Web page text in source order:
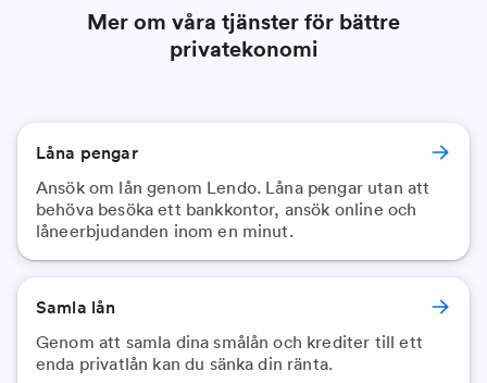
Mer om våra tjänster för bättre
privatekonomi
Låna pengar
Ansök om lån genom Lendo. Låna pengar utan att
behöva besöka ett bankkontor, ansök online och
låneerbjudanden inom en minut.
Samla lån
Genom att samla dina smålån och krediter till ett
enda privatlån kan du sänka din ränta.